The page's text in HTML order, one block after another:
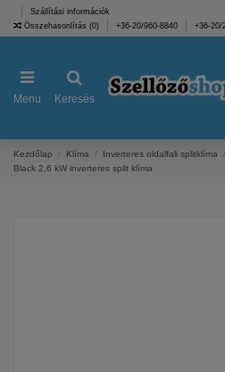
Szállítási információk
Összehasonlítás (0) +36-20/960-8840 +36-20/
Menu Keresés
Kezdőlap Klíma Inverteres oldalfali splitklíma
Black 2,6 kW inverteres split klíma